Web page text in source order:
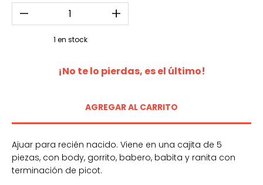
1 en stock
¡No te lo pierdas, es el último!
Ajuar para recién nacido. Viene en una cajita de 5
piezas, con body, gorrito, babero, babita y ranita con
terminación de picot.